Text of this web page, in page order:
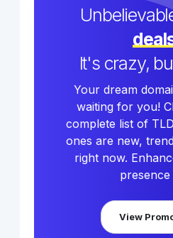
It's crazy,
Your dream
waiting for you!
complete list of
ones are new,
right now.
presence
View